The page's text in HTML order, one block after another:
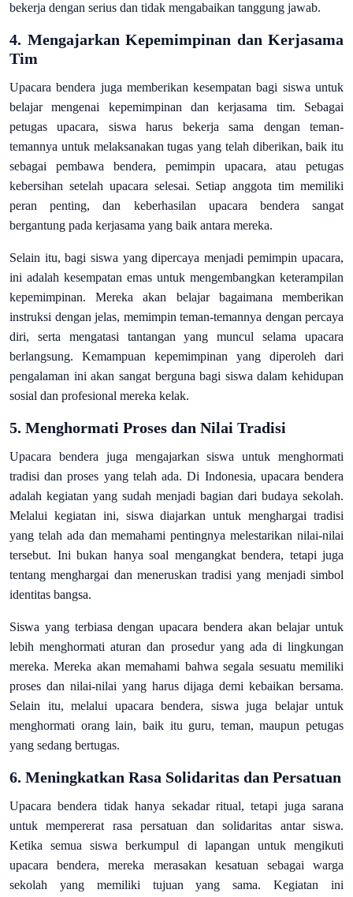
bekerja dengan serius dan tidak mengabaikan tanggung jawab.
4. Mengajarkan Kepemimpinan dan Kerjasama
Tim
Upacara bendera juga memberikan kesempatan bagi siswa untuk
belajar mengenai kepemimpinan dan kerjasama tim. Sebagai
petugas upacara, siswa harus bekerja sama dengan teman-
temannya untuk melaksanakan tugas yang telah diberikan, baik itu
sebagai pembawa bendera, pemimpin upacara, atau petugas
kebersihan setelah upacara selesai. Setiap anggota tim memiliki
peran penting, dan keberhasilan upacara bendera sangat
bergantung pada kerjasama yang baik antara mereka.
Selain itu, bagi siswa yang dipercaya menjadi pemimpin upacara,
ini adalah kesempatan emas untuk mengembangkan keterampilan
kepemimpinan. Mereka akan belajar bagaimana memberikan
instruksi dengan jelas, memimpin teman-temannya dengan percaya
diri, serta mengatasi tantangan yang muncul selama upacara
berlangsung. Kemampuan kepemimpinan yang diperoleh dari
pengalaman ini akan sangat berguna bagi siswa dalam kehidupan
sosial dan profesional mereka kelak.
5. Menghormati Proses dan Nilai Tradisi
Upacara bendera juga mengajarkan siswa untuk menghormati
tradisi dan proses yang telah ada. Di Indonesia, upacara bendera
adalah kegiatan yang sudah menjadi bagian dari budaya sekolah.
Melalui kegiatan ini, siswa diajarkan untuk menghargai tradisi
yang telah ada dan memahami pentingnya melestarikan nilai-nilai
tersebut. Ini bukan hanya soal mengangkat bendera, tetapi juga
tentang menghargai dan meneruskan tradisi yang menjadi simbol
identitas bangsa.
Siswa yang terbiasa dengan upacara bendera akan belajar untuk
lebih menghormati aturan dan prosedur yang ada di lingkungan
mereka. Mereka akan memahami bahwa segala sesuatu memiliki
proses dan nilai-nilai yang harus dijaga demi kebaikan bersama.
Selain itu, melalui upacara bendera, siswa juga belajar untuk
menghormati orang lain, baik itu guru, teman, maupun petugas
yang sedang bertugas.
6. Meningkatkan Rasa Solidaritas dan Persatuan
Upacara bendera tidak hanya sekadar ritual, tetapi juga sarana
untuk mempererat rasa persatuan dan solidaritas antar siswa.
Ketika semua siswa berkumpul di lapangan untuk mengikuti
upacara bendera, mereka merasakan kesatuan sebagai warga
sekolah yang memiliki tujuan yang sama. Kegiatan ini